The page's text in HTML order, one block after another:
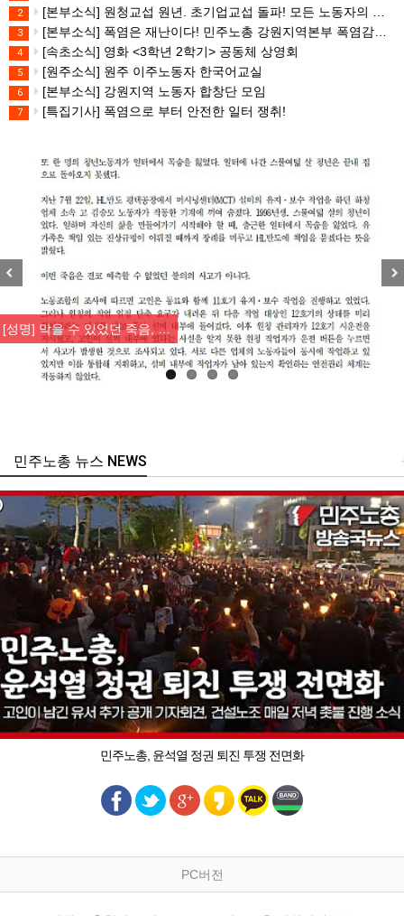
2 [본부소식] 원청교섭 원년. 초기업교섭 돌파! 모든 노동자의 노동기본권 쟁취! 민주노총 7.15 총파업대회
3 [본부소식] 폭염은 재난이다! 민주노총 강원지역본부 폭염감시단 선포 기자회견
4 [속초소식] 영화 <3학년 2학기> 공동체 상영회
5 [원주소식] 원주 이주노동자 한국어교실
6 [본부소식] 강원지역 노동자 합창단 모임
7 [특집기사] 폭염으로 부터 안전한 일터 쟁취!
[성명] 막을 수 있었던 죽음, …
주노총 뉴스 NEWS
민주노총, 윤석열 정권 퇴진 투쟁 전면화
PC버전